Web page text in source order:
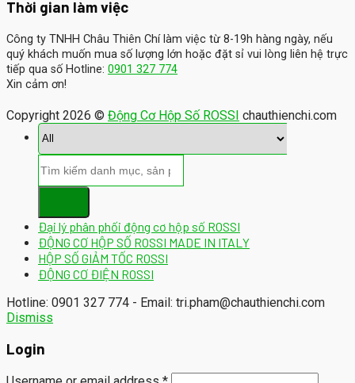
Thời gian làm việc
Công ty TNHH Châu Thiên Chí làm việc từ 8-19h hàng ngày, nếu
quý khách muốn mua số lượng lớn hoặc đặt sỉ vui lòng liên hệ trực
tiếp qua số Hotline: 0901 327 774
Xin cảm ơn!
Copyright 2026 © Động Cơ Hộp Số ROSSI chauthienchi.com
Đại lý phân phối động cơ hộp số ROSSI
ĐỘNG CƠ HỘP SỐ ROSSI MADE IN ITALY
HỘP SỐ GIẢM TỐC ROSSI
ĐỘNG CƠ ĐIỆN ROSSI
Hotline: 0901 327 774 - Email: tri.pham@chauthienchi.com
Dismiss
Login